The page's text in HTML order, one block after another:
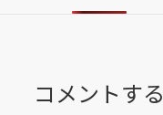
コメントする